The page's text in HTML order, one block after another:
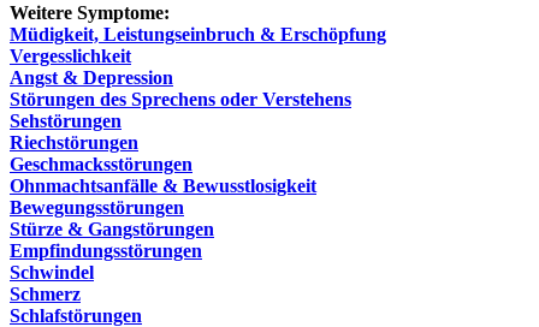
Weitere Symptome:
Müdigkeit, Leistungseinbruch & Erschöpfung
Vergesslichkeit
Angst & Depression
Störungen des Sprechens oder Verstehens
Sehstörungen
Riechstörungen
Geschmacksstörungen
Ohnmachtsanfälle & Bewusstlosigkeit
Bewegungsstörungen
Stürze & Gangstörungen
Empfindungsstörungen
Schwindel
Schmerz
Schlafstörungen